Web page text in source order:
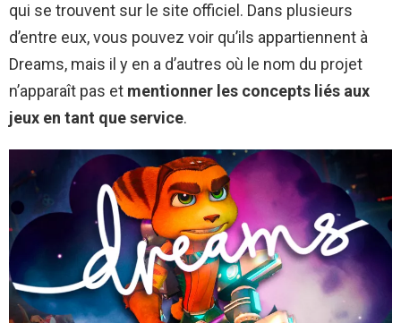
qui se trouvent sur le site officiel. Dans plusieurs
d’entre eux, vous pouvez voir qu’ils appartiennent à
Dreams, mais il y en a d’autres où le nom du projet
n’apparaît pas et mentionner les concepts liés aux
jeux en tant que service.